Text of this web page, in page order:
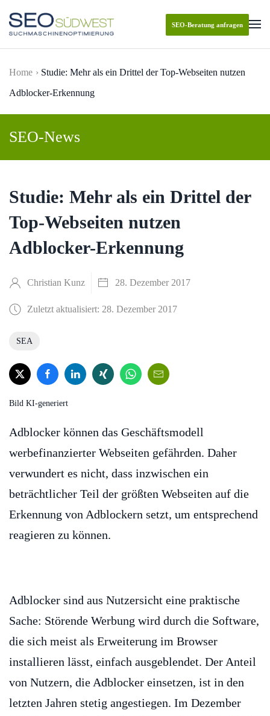
Skip to main content
SEO-Beratung anfragen
Home
Studie: Mehr als ein Drittel der Top-Webseiten nutzen
Adblocker-Erkennung
SEO-News
Studie: Mehr als ein Drittel der
Top-Webseiten nutzen
Adblocker-Erkennung
Christian Kunz 28. Dezember 2017
Zuletzt aktualisiert: 28. Dezember 2017
SEA
Bild KI-generiert
Adblocker können das Geschäftsmodell
werbefinanzierter Webseiten gefährden. Daher
verwundert es nicht, dass inzwischen ein
beträchtlicher Teil der größten Webseiten auf die
Erkennung von Adblockern setzt, um entsprechend
reagieren zu können.
Adblocker sind aus Nutzersicht eine praktische
Sache: Störende Werbung wird durch die Software,
die sich meist als Erweiterung im Browser
installieren lässt, einfach ausgeblendet. Der Anteil
von Nutzern, die Adblocker einsetzen, ist in den
letzten Jahren stetig angestiegen. Im Dezember